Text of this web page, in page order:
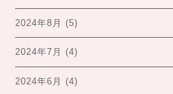
2024年8月 (5)
2024年7月 (4)
2024年6月 (4)